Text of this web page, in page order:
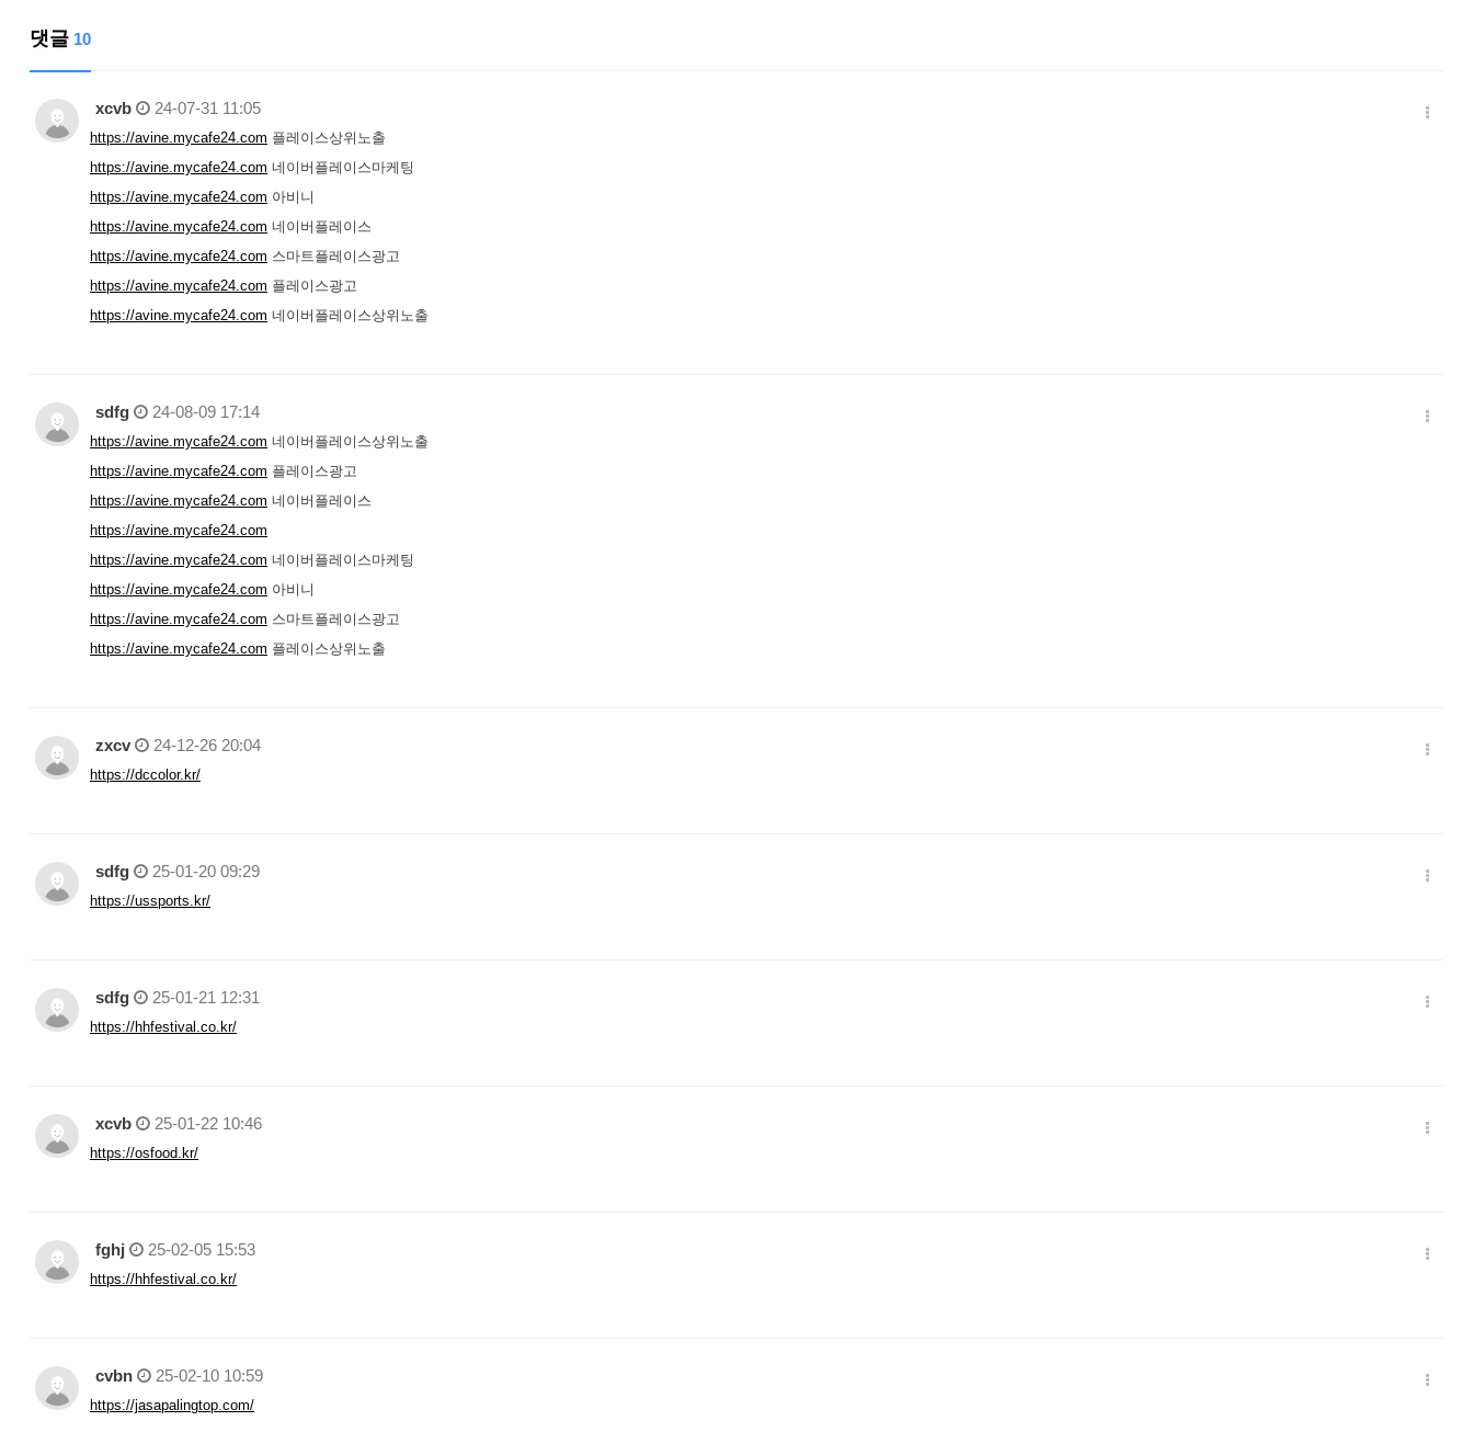
댓글 10
xcvb 24-07-31 11:05
https://avine.mycafe24.com 플레이스상위노출
https://avine.mycafe24.com 네이버플레이스마케팅
https://avine.mycafe24.com 아비니
https://avine.mycafe24.com 네이버플레이스
https://avine.mycafe24.com 스마트플레이스광고
https://avine.mycafe24.com 플레이스광고
https://avine.mycafe24.com 네이버플레이스상위노출
sdfg 24-08-09 17:14
https://avine.mycafe24.com 네이버플레이스상위노출
https://avine.mycafe24.com 플레이스광고
https://avine.mycafe24.com 네이버플레이스
https://avine.mycafe24.com
https://avine.mycafe24.com 네이버플레이스마케팅
https://avine.mycafe24.com 아비니
https://avine.mycafe24.com 스마트플레이스광고
https://avine.mycafe24.com 플레이스상위노출
zxcv 24-12-26 20:04
https://dccolor.kr/
sdfg 25-01-20 09:29
https://ussports.kr/
sdfg 25-01-21 12:31
https://hhfestival.co.kr/
xcvb 25-01-22 10:46
https://osfood.kr/
fghj 25-02-05 15:53
https://hhfestival.co.kr/
cvbn 25-02-10 10:59
https://jasapalingtop.com/